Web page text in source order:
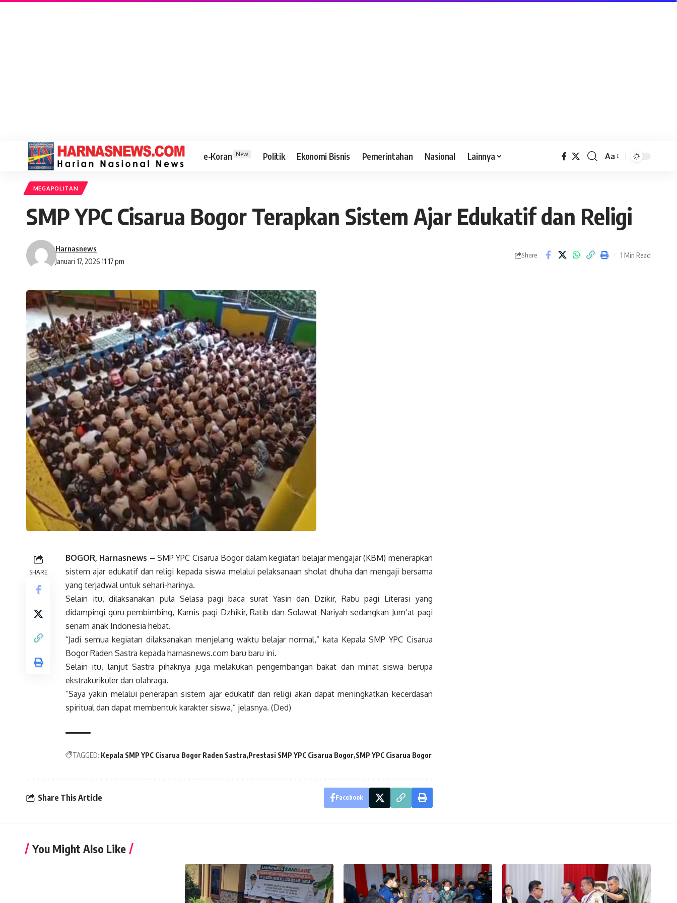
e-Koran New Politik Ekonomi Bisnis Pemerintahan Nasional Lainnya Aa
MEGAPOLITAN
SMP YPC Cisarua Bogor Terapkan Sistem Ajar Edukatif dan Religi
Januari 17, 2026 11:17 pm
Harnasnews
Share 1 Min Read
SHARE
BOGOR, Harnasnews – SMP YPC Cisarua Bogor dalam kegiatan belajar mengajar (KBM) menerapkan
sistem ajar edukatif dan religi kepada siswa melalui pelaksanaan sholat dhuha dan mengaji bersama
yang terjadwal untuk sehari-harinya.
Selain itu, dilaksanakan pula Selasa pagi baca surat Yasin dan Dzikir, Rabu pagi Literasi yang
didampingi guru pembimbing, Kamis pagi Dzhikir, Ratib dan Solawat Nariyah sedangkan Jum’at pagi
senam anak Indonesia hebat.
“Jadi semua kegiatan dilaksanakan menjelang waktu belajar normal,” kata Kepala SMP YPC Cisarua
Bogor Raden Sastra kepada harnasnews.com baru baru ini.
Selain itu, lanjut Sastra pihaknya juga melakukan pengembangan bakat dan minat siswa berupa
ekstrakurikuler dan olahraga.
“Saya yakin melalui penerapan sistem ajar edukatif dan religi akan dapat meningkatkan kecerdasan
spiritual dan dapat membentuk karakter siswa,” jelasnya. (Ded)
TAGGED: Kepala SMP YPC Cisarua Bogor Raden Sastra Prestasi SMP YPC Cisarua Bogor SMP YPC Cisarua Bogor
Share This Article Facebook
You Might Also Like